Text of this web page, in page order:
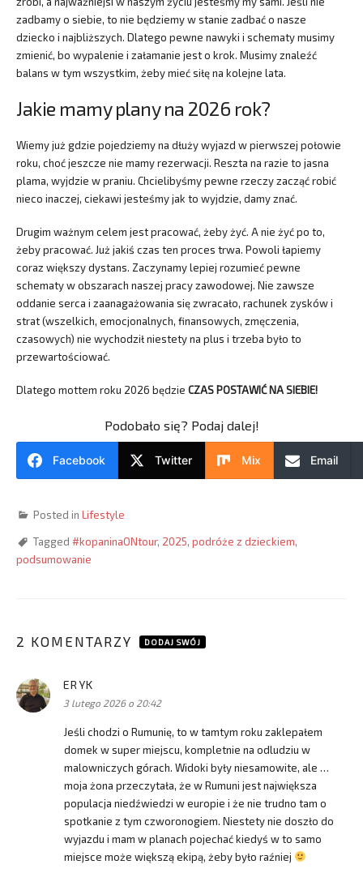
zadbamy o siebie, to nie będziemy w stanie zadbać o nasze
dziecko i najbliższych. Dlatego pewne nawyki i schematy musimy
zmienić, bo wypalenie i załamanie jest o krok. Musimy znaleźć
balans w tym wszystkim, żeby mieć siłę na kolejne lata.
Jakie mamy plany na 2026 rok?
Wiemy już gdzie pojedziemy na dłuży wyjazd w pierwszej połowie
roku, choć jeszcze nie mamy rezerwacji. Reszta na razie to jasna
plama, wyjdzie w praniu. Chcielibyśmy pewne rzeczy zacząć robić
nieco inaczej, ciekawi jesteśmy jak to wyjdzie, damy znać.
Drugim ważnym celem jest pracować, żeby żyć. A nie żyć po to,
żeby pracować. Już jakiś czas ten proces trwa. Powoli łapiemy
coraz większy dystans. Zaczynamy lepiej rozumieć pewne
schematy w obszarach naszej pracy zawodowej. Nie zawsze
oddanie serca i zaanagażowania się zwracało, rachunek zysków i
strat (wszelkich, emocjonalnych, finansowych, zmęczenia,
czasowych) nie wychodził niestety na plus i trzeba było to
przewartościować.
Dlatego mottem roku 2026 będzie CZAS POSTAWIĆ NA SIEBIE!
Podobało się? Podaj dalej!
Facebook Twitter Mix Email
Posted in Lifestyle
Tagged #kopaninaONtour, 2025, podróże z dzieckiem,
podsumowanie
2 KOMENTARZY DODAJ SWÓJ
ERYK
3 lutego 2026 o 20:42
Jeśli chodzi o Rumunię, to w tamtym roku zaklepałem
domek w super miejscu, kompletnie na odludziu w
malowniczych górach. Widoki były niesamowite, ale …
moja żona przeczytała, że w Rumuni jest największa
populacja niedźwiedzi w europie i że nie trudno tam o
spotkanie z tym czworonogiem. Niestety nie doszło do
wyjazdu i mam w planach pojechać kiedyś w to samo
miejsce może większą ekipą, żeby było raźniej